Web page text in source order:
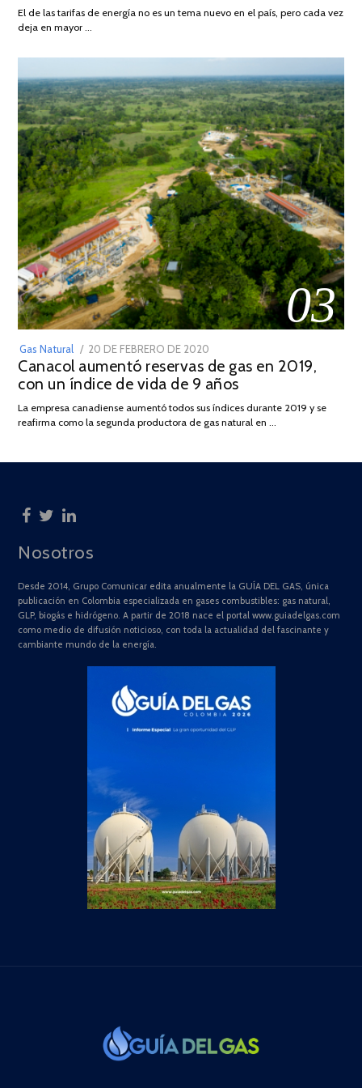
DE
El de las tarifas de energía no es un tema nuevo en el país, pero cada vez
deja en mayor …
03
Gas Natural
POSTED
ON
20 DE FEBRERO DE 2020
DE
JULIO
2025
Canacol aumentó reservas de gas en 2019,
con un índice de vida de 9 años
La empresa canadiense aumentó todos sus índices durante 2019 y se
reafirma como la segunda productora de gas natural en …
Nosotros
Desde 2014, Grupo Comunicar edita anualmente la GUÍA DEL GAS, única
publicación en Colombia especializada en gases combustibles: gas natural,
GLP, biogás e hidrógeno. A partir de 2018 nace el portal www.guiadelgas.com
como medio de difusión noticioso, con toda la actualidad del fascinante y
cambiante mundo de la energía.